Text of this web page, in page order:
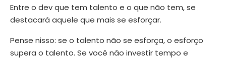
Entre o dev que tem talento e o que não tem, se
destacará aquele que mais se esforçar.
Pense nisso: se o talento não se esforça, o esforço
supera o talento. Se você não investir tempo e